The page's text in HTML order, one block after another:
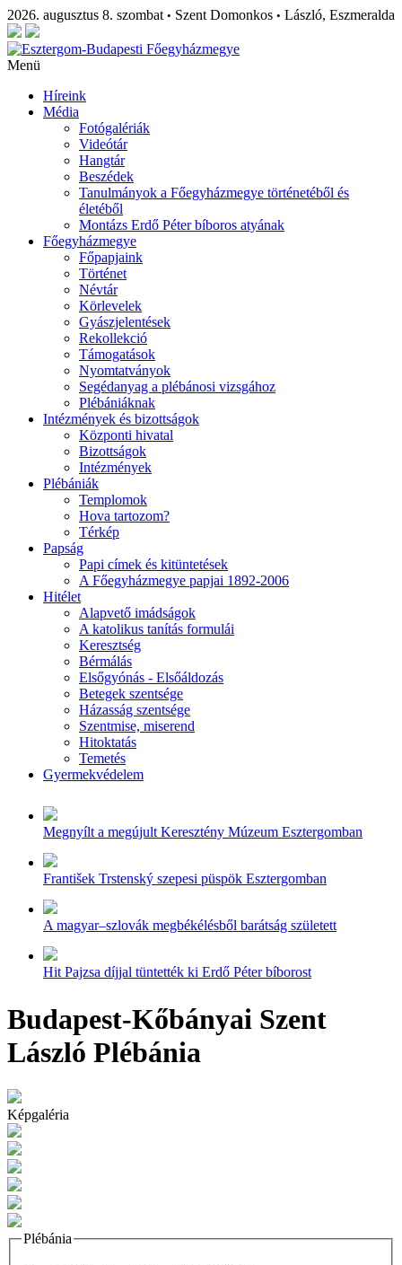
2026. augusztus 8. szombat • Szent Domonkos • László, Eszmeralda
Menü
Híreink
Média
Fotógalériák
Videótár
Hangtár
Beszédek
Tanulmányok a Főegyházmegye történetéből és
életéből
Montázs Erdő Péter bíboros atyának
Főegyházmegye
Főpapjaink
Történet
Névtár
Körlevelek
Gyászjelentések
Rekollekció
Támogatások
Nyomtatványok
Segédanyag a plébánosi vizsgához
Plébániáknak
Intézmények és bizottságok
Központi hivatal
Bizottságok
Intézmények
Plébániák
Templomok
Hova tartozom?
Térkép
Papság
Papi címek és kitüntetések
A Főegyházmegye papjai 1892-2006
Hitélet
Alapvető imádságok
A katolikus tanítás formulái
Keresztség
Bérmálás
Elsőgyónás - Elsőáldozás
Betegek szentsége
Házasság szentsége
Szentmise, miserend
Hitoktatás
Temetés
Gyermekvédelem
Megnyílt a megújult Keresztény Múzeum Esztergomban
František Trstenský szepesi püspök Esztergomban
A magyar–szlovák megbékélésből barátság született
Hit Pajzsa díjjal tüntették ki Erdő Péter bíborost
Budapest-Kőbányai Szent
László Plébánia
Képgaléria
Plébánia